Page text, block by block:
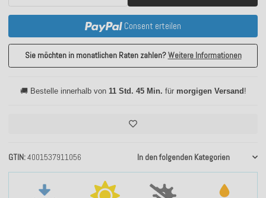
GTIN 4001537911056 In den folgenden Kategorien
Consent erteilen
Sie möchten in monatlichen Raten zahlen?Weitere Informationen
🚚 Bestelle innerhalb von 11 Std. 45 Min. für morgigen Versand !